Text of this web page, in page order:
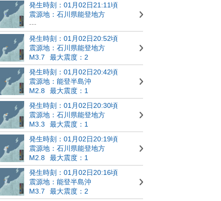
発生時刻：01月02日21:11頃
震源地：石川県能登地方
---
発生時刻：01月02日20:52頃
震源地：石川県能登地方
M3.7
最大震度：2
発生時刻：01月02日20:42頃
震源地：能登半島沖
M2.8
最大震度：1
発生時刻：01月02日20:30頃
震源地：石川県能登地方
M3.3
最大震度：1
発生時刻：01月02日20:19頃
震源地：石川県能登地方
M2.8
最大震度：1
発生時刻：01月02日20:16頃
震源地：能登半島沖
M3.7
最大震度：2